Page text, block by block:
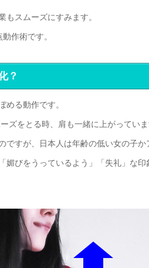
スムーズにすみます。
作術です。
？
める動作です。
ズをとる時、肩も一緒に上がっていま
ですが、日本人は年齢の低い女の子
媚びをうっているよう」「失礼」な